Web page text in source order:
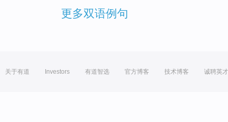
更多双语例句
关于有道 Investors 有道智选 官方博客 技术博客 诚聘英才